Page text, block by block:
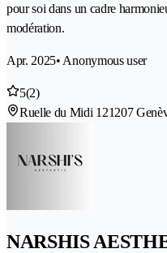
pour soi dans un cadre
modération.
Apr. 2025• Anonymous user
5(2)
Ruelle du Midi 121207
NARSHIS